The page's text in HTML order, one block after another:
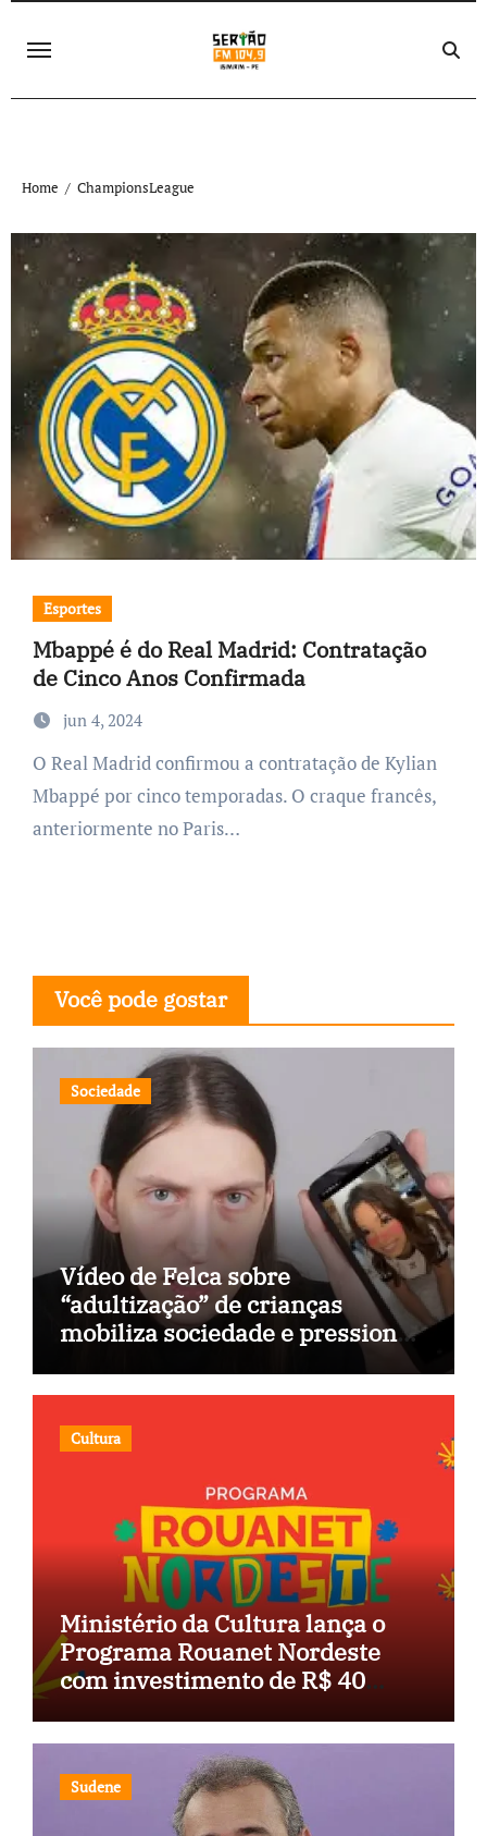
Home ChampionsLeague
Esportes
Mbappé é do Real Madrid: Contratação
de Cinco Anos Confirmada
jun 4, 2024
O Real Madrid confirmou a contratação de Kylian
Mbappé por cinco temporadas. O craque francês,
anteriormente no Paris…
Você pode gostar
Sociedade
Vídeo de Felca sobre
“adultização” de crianças
mobiliza sociedade e pressiona
Cultura
Ministério da Cultura lança o
Programa Rouanet Nordeste
com investimento de R$ 40
Sudene